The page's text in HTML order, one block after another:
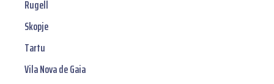
Rugell
Skopje
Tartu
Vila Nova de Gaia